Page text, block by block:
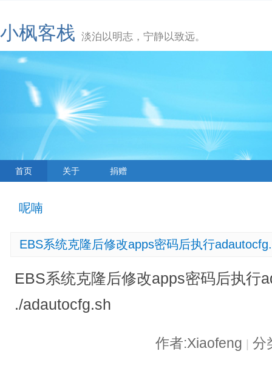
小枫客栈 淡泊以明志，宁静以致远。
首页 关于 捐赠
呢喃
EBS系统克隆后修改apps密码后执行
EBS系统克隆后修改apps密码后执行
./adautocfg.sh
作者:Xiaofeng | 分